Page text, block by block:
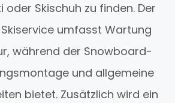
oder Skischuh zu finden. Der
umfasst Wartung
während der Snowboard-
und allgemeine
bietet. Zusätzlich wird ein